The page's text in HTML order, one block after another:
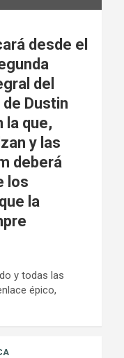
desde el
del
de Dustin
la que,
y las
deberá
los
la
y todas las
épico,